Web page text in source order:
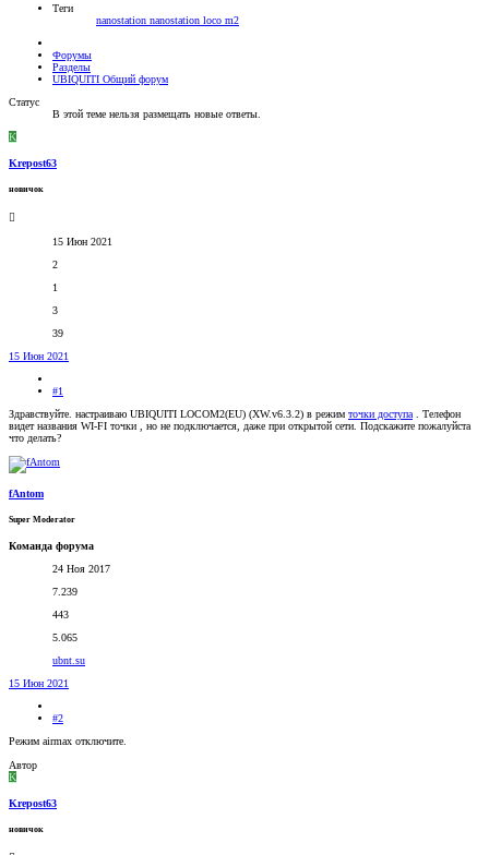
Теги
nanostation nanostation loco m2
Форумы
Разделы
UBIQUITI Общий форум
Статус
В этой теме нельзя размещать новые ответы.
K
Krepost63
новичок
15 Июн 2021
2
1
3
39
15 Июн 2021
#1
Здравствуйте. настраиваю UBIQUITI LOCOM2(EU) (XW.v6.3.2) в режим точки доступа
. Телефон
видет названия WI-FI точки , но не подключается, даже при открытой сети. Подскажите пожалуйста
что делать?
fAntom
Super Moderator
Команда форума
24 Ноя 2017
7.239
443
5.065
ubnt.su
15 Июн 2021
#2
Режим airmax отключите.
Автор
K
Krepost63
новичок